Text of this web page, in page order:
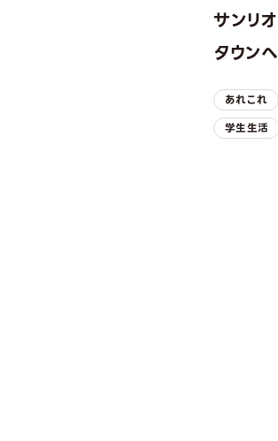
サンリ
タウン
あれこれ
学生生活